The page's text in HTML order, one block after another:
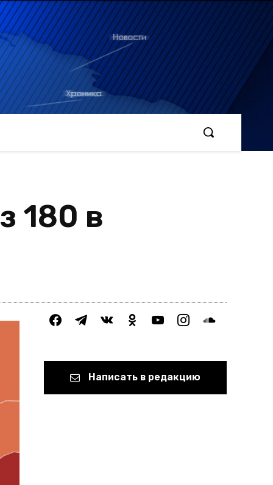
180 в
facebooktelegramvkontakteodnoklassniki
youtubeinstagramsoundcloud
Написать в редакцию